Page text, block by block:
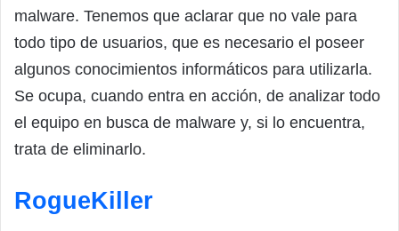
malware. Tenemos que aclarar que no vale para
todo tipo de usuarios, que es necesario el poseer
algunos conocimientos informáticos para utilizarla.
Se ocupa, cuando entra en acción, de analizar todo
el equipo en busca de malware y, si lo encuentra,
trata de eliminarlo.
RogueKiller